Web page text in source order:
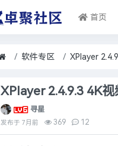
首页
软件专区 XPlayer
XPlayer 2.4.9.3 4K
寻星
发布于 7月前 369 12